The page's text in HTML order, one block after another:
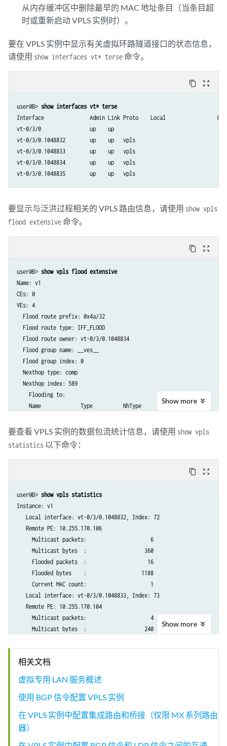
从内存缓冲区中删除最早的 MAC 地址条目（当条目超
时或重新启动 VPLS 实例时）。
要在 VPLS 实例中显示有关虚拟环路隧道接口的状态信息，
请使用 show interfaces vt* terse命令。
content_copy zoom_out_map
user@B> show interfaces vt* terse
Interface               Admin Link Proto    Local
vt-0/3/0                up    up
vt-0/3/0.1048832        up    up   vpls
vt-0/3/0.1048833        up    up   vpls
vt-0/3/0.1048834        up    up   vpls
要显示与泛洪过程相关的 VPLS 路由信息，请使用 show vpls
flood extensive命令。
content_copy zoom_out_map
user@B> show vpls flood extensive
Name: v1
CEs: 0
VEs: 4
  Flood route prefix: 0x4a/32
  Flood route type: IFF_FLOOD
  Flood route owner: vt-0/3/0.1048834
  Flood group name: __ves__
  Flood group index: 0
  Nexthop type: comp
  Nexthop index: 589
    Flooding to:
    Name             Type          NhType          Index
        Composition: flood-to-all
        Flooding to:
        Name             Type          NhType          Index
        vt-0/3/0.1048832 VE             indr            262142
        vt-0/3/0.1048833 VE             indr            262143
  Flood route prefix: 0x4b/32
  Flood route type: IFF_FLOOD
  Flood route owner: vt-0/3/0.1048835
  Flood group name: __ves__
  Flood group index: 0
  Nexthop type: comp
  Nexthop index: 589
    Flooding to:
    Name             Type          NhType          Index
    m1               Group          comp            588
        Composition: flood-to-all
        Flooding to:
        Name             Type          NhType          Index
  Flood route prefix: 0x48/32
  Flood route type: IFF_FLOOD
  Flood route owner: vt-0/3/0.1048832
  Flood group index: 2
  Nexthop type: comp
  Nexthop index: 587
Show more
要查看 VPLS 实例的数据包流统计信息，请使用 show vpls
statistics 以下命令：
content_copy zoom_out_map
user@B> show vpls statistics
Instance: v1
   Local interface: vt-0/3/0.1048832, Index: 72
   Remote PE: 10.255.170.106
     Multicast packets:                     6
     Multicast bytes  :                   360
     Flooded packets  :                    16
     Flooded bytes    :                  1188
     Current MAC count:                     1
   Local interface: vt-0/3/0.1048833, Index: 73
   Remote PE: 10.255.170.104
     Multicast packets:                     4
     Multicast bytes  :                   240
     Current MAC count:                     1
   Local interface: vt-0/3/0.1048834, Index: 74
   Remote PE: 10.255.170.96
     Multicast packets:                     2
     Flooded packets  :                     4
     Flooded bytes    :                   278
     Current MAC count:                     1
Show more
相关文档
虚拟专用 LAN 服务概述
使用 BGP 信令配置 VPLS 实例
在 VPLS 实例中配置集成路由和桥接（仅限 MX 系列路由
器）